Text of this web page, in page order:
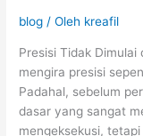
blog / Oleh kreafil
Presisi Tidak
mengira presisi
Padahal, sebelum
dasar yang sangat
mengeksekusi,